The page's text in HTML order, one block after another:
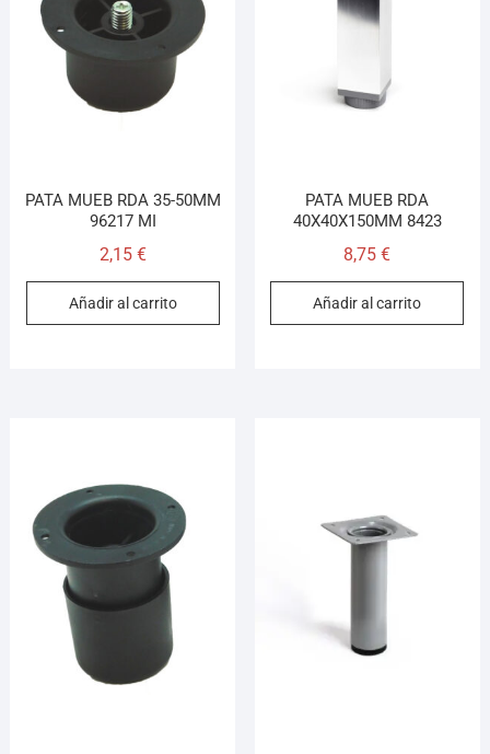
PATA MUEB RDA 35-50MM
96217 MI
2,15 €
Añadir al carrito
PATA MUEB RDA
40X40X150MM 8423
8,75€
Añadir al carrito